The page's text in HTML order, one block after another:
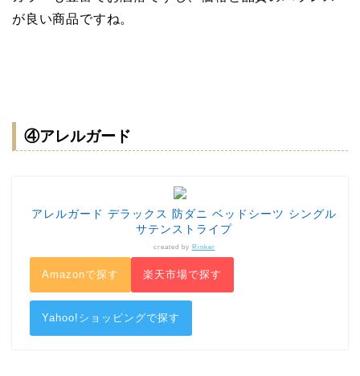
が良い商品ですね。
④アレルガード
アレルガード デラックス 防ダニ ベッドシーツ シングル
サテンストライプ
created by Rinker
Amazonで探す 楽天市場で探す
Yahoo!ショッピングで探す